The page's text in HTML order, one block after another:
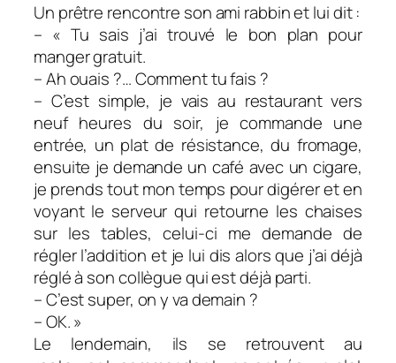
Un prêtre rencontre son ami rabbin et lui dit :
– « Tu sais j’ai trouvé le bon plan pour
manger gratuit.
– Ah ouais ?… Comment tu fais ?
– C’est simple, je vais au restaurant vers
neuf heures du soir, je commande une
entrée, un plat de résistance, du fromage,
ensuite je demande un café avec un cigare,
je prends tout mon temps pour digérer et en
voyant le serveur qui retourne les chaises
sur les tables, celui-ci me demande de
régler l’addition et je lui dis alors que j’ai déjà
réglé à son collègue qui est déjà parti.
– C’est super, on y va demain ?
– OK. »
Le lendemain, ils se retrouvent au